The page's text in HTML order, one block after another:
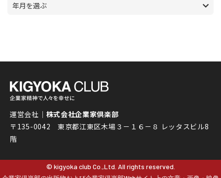
年月を選ぶ
運営会社｜ 株式会社企業家倶楽部
〒135-0042 東京都江東区木場３－１６－８ レッタスビル8
階
© kigyoka club Co.,Ltd. All rights reserved.